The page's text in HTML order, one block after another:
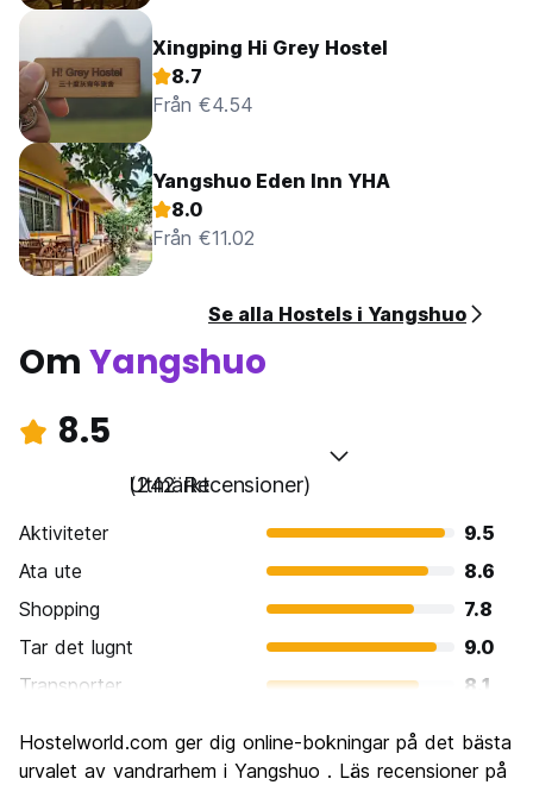
Xingping Hi Grey Hostel
8.7
Från €4.54
Yangshuo Eden Inn YHA
8.0
Från €11.02
Se alla Hostels i Yangshuo
OmYangshuo
8.5
Utmärkt
(242 Recensioner)
Aktiviteter
9.5
Ata ute
8.6
Shopping
7.8
Tar det lugnt
9.0
Transporter
8.1
Kultur
8.1
Hostelworld.com ger dig online-bokningar på det bästa
urvalet av vandrarhem i Yangshuo . Läs recensioner på